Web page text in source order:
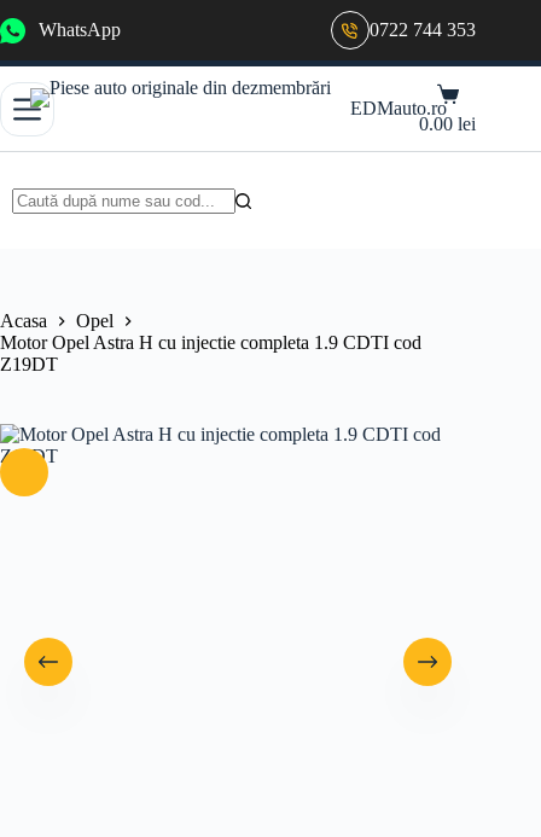
la
WhatsApp 0722 744 353
EDMauto.ro
Coș
de
cumpărături
0.00lei
Acasa
Opel
Motor Opel Astra H cu injectie completa 1.9 CDTI cod
Z19DT